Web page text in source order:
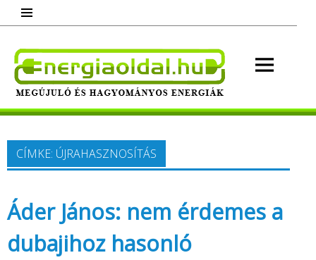
content
Megújuló és hagyományos energiák.
Minden, ami energia!
CÍMKE: ÚJRAHASZNOSÍTÁS
Áder János: nem érdemes a
dubajihoz hasonló